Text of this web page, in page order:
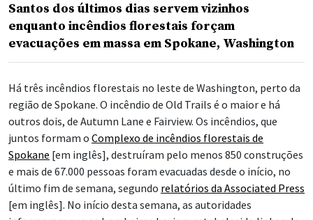
Santos dos últimos dias servem vizinhos
enquanto incêndios florestais forçam
evacuações em massa em Spokane, Washington
Há três incêndios florestais no leste de Washington, perto da
região de Spokane. O incêndio de Old Trails é o maior e há
outros dois, de Autumn Lane e Fairview. Os incêndios, que
juntos formam o Complexo de incêndios florestais de
Spokane [em inglês], destruíram pelo menos 850 construções
e mais de 67.000 pessoas foram evacuadas desde o início, no
último fim de semana, segundo relatórios da Associated Press
[em inglês]. No início desta semana, as autoridades